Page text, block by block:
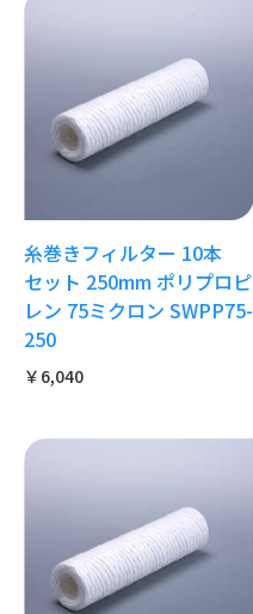
糸巻きフィルター 10本
セット 250mm ポリプロピ
レン 75ミクロン SWPP75-
250
￥6,040